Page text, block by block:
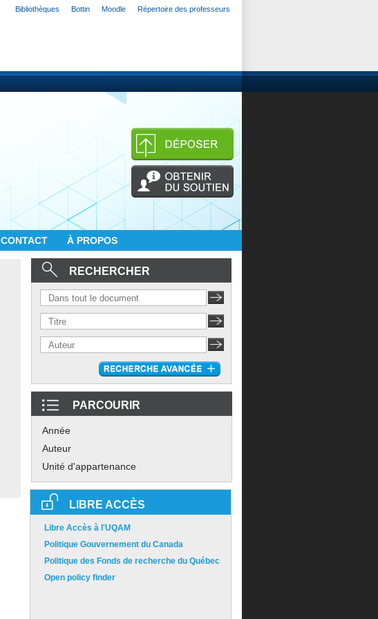
Bibliothèques Bottin Moodle Répertoire des professeurs
CONTACT À PROPOS
RECHERCHER
PARCOURIR
Année
Auteur
Unité d'appartenance
LIBRE ACCÈS
Libre Accès à l'UQAM
Politique Gouvernement du Canada
Politique des Fonds de recherche du Québec
Open policy finder